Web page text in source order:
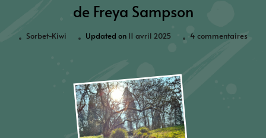
de Freya Sampson
Sorbet-Kiwi Updated on 11 avril 2025 4 commentaires